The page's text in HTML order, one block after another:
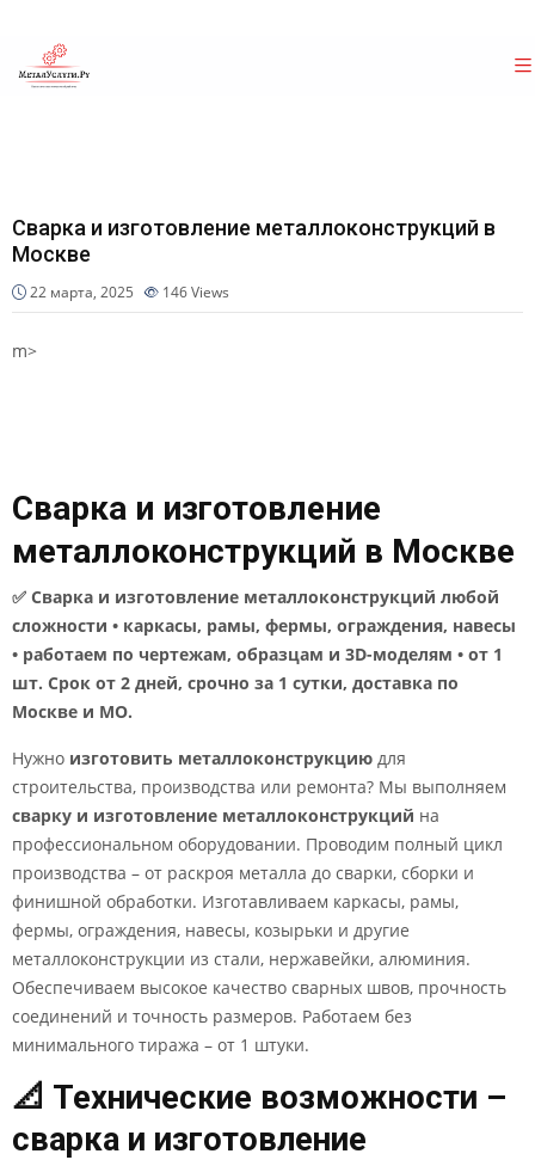
Сварка и изготовление металлоконструкций в
Москве
22 марта, 2025 146Views
m>
Сварка и изготовление
металлоконструкций в Москве
✅ Сварка и изготовление металлоконструкций любой
сложности • каркасы, рамы, фермы, ограждения, навесы
• работаем по чертежам, образцам и 3D-моделям • от 1
шт. Срок от 2 дней, срочно за 1 сутки, доставка по
Москве и МО.
Нужно изготовить металлоконструкцию для
строительства, производства или ремонта? Мы выполняем
сварку и изготовление металлоконструкций на
профессиональном оборудовании. Проводим полный цикл
производства – от раскроя металла до сварки, сборки и
финишной обработки. Изготавливаем каркасы, рамы,
фермы, ограждения, навесы, козырьки и другие
металлоконструкции из стали, нержавейки, алюминия.
Обеспечиваем высокое качество сварных швов, прочность
соединений и точность размеров. Работаем без
минимального тиража – от 1 штуки.
📐 Технические возможности –
сварка и изготовление